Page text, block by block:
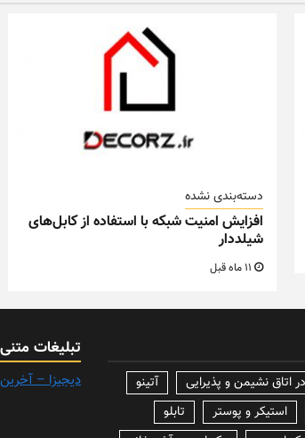
دسته‌بندی نشده
افزایش امنیت شبکه با استفاده از کابل‌های
شیلددار
آتینو
استیکر و پوستر
تابلو
تبلیغات متنی
دیجیزا –